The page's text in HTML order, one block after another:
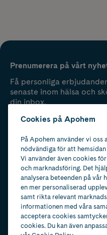
Prenumerera på vårt
Få personliga
senaste inom hälsa och
din inbox.
Cookies på Apohem
På Apohem använder vi oss
nödvändiga för att hemsidan
Vi använder även cookies
och marknadsföring. Det
analysera beteenden på vår
en mer personaliserad
samt rikta relevant
informationen med våra
acceptera cookies
cookies. Du kan även